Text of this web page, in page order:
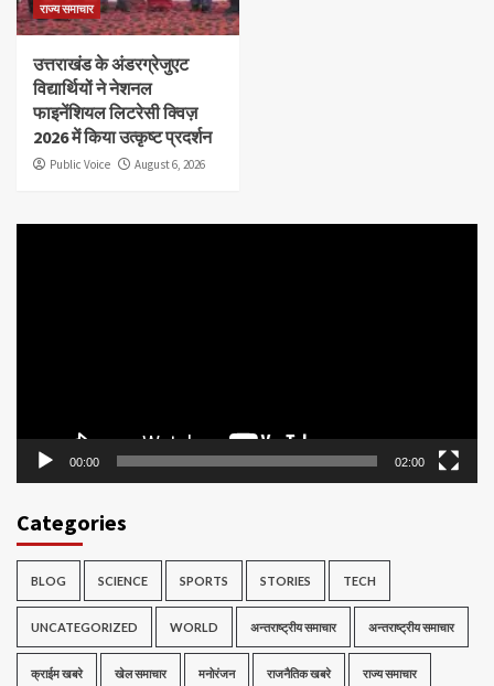
राज्य समाचार
उत्तराखंड के अंडरग्रेजुएट
विद्यार्थियों ने नेशनल
फाइनेंशियल लिटरेसी क्विज़
2026 में किया उत्कृष्ट प्रदर्शन
Public Voice August 6, 2026
00:00 02:00
Categories
BLOG SCIENCE SPORTS STORIES TECH
UNCATEGORIZED WORLD अन्तराष्ट्रीय समाचार अन्तराष्ट्रीय समाचार
क्राईम खबरे खेल समाचार मनोरंजन राजनैतिक खबरे राज्य समाचार